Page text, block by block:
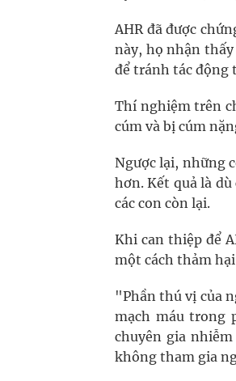
AHR đã được
này, họ nhận
để tránh tác động
Thí nghiệm trên
cúm và bị cúm
Ngược lại, những
hơn. Kết quả là
các con còn lại.
Khi can thiệp để
một cách thảm
"Phần thú vị của
mạch máu trong
chuyên gia
không tham gia